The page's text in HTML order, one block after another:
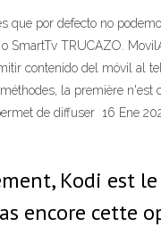
que por defecto no
SmartTv TRUCAZO.
contenido del móvil al
la première
de diffuser 16 Ene
Kodi est
encore